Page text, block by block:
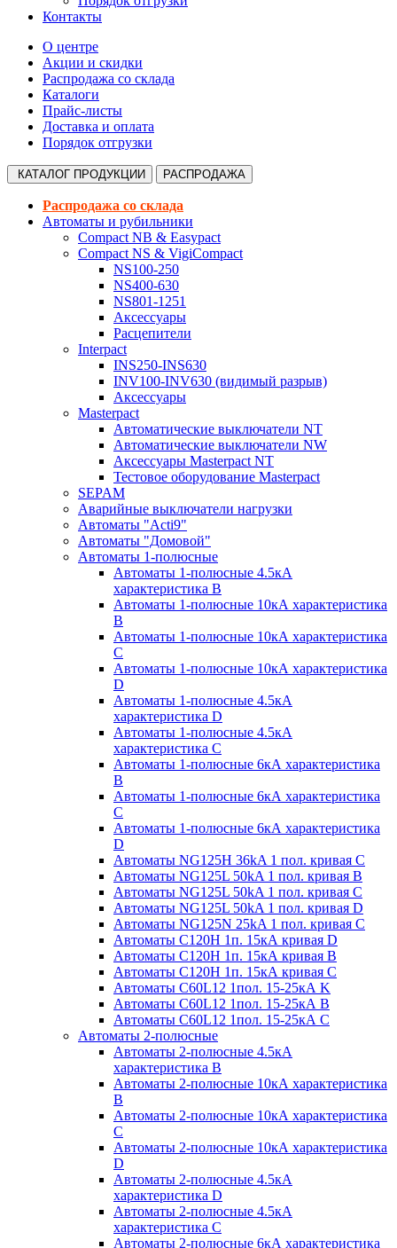
Контакты
О центре
Акции и скидки
Распродажа со склада
Каталоги
Прайс-листы
Доставка и оплата
Порядок отгрузки
КАТАЛОГ ПРОДУКЦИИ РАСПРОДАЖА
Распродажа со склада
Автоматы и рубильники
Compact NB & Easypact
Compact NS & VigiCompact
NS100-250
NS400-630
NS801-1251
Аксессуары
Расцепители
Interpact
INS250-INS630
INV100-INV630 (видимый разрыв)
Аксессуары
Masterpact
Автоматические выключатели NT
Автоматические выключатели NW
Аксессуары Masterpact NT
Тестовое оборудование Masterpact
SEPAM
Аварийные выключатели нагрузки
Автоматы "Acti9"
Автоматы "Домовой"
Автоматы 1-полюсные
Автоматы 1-полюсные 4.5кА
характеристика В
Автоматы 1-полюсные 10кА характеристика
B
Автоматы 1-полюсные 10кА характеристика
C
Автоматы 1-полюсные 10кА характеристика
D
Автоматы 1-полюсные 4.5кА
характеристика D
Автоматы 1-полюсные 4.5кА
характеристика С
Автоматы 1-полюсные 6кА характеристика
B
Автоматы 1-полюсные 6кА характеристика
C
Автоматы 1-полюсные 6кА характеристика
D
Автоматы NG125H 36kA 1 пол. кривая C
Автоматы NG125L 50kA 1 пол. кривая B
Автоматы NG125L 50kA 1 пол. кривая C
Автоматы NG125L 50kA 1 пол. кривая D
Автоматы NG125N 25kA 1 пол. кривая C
Автоматы С120H 1п. 15кА кривая D
Автоматы С120H 1п. 15кА кривая В
Автоматы С120H 1п. 15кА кривая С
Автоматы С60L12 1пол. 15-25кА K
Автоматы С60L12 1пол. 15-25кА В
Автоматы С60L12 1пол. 15-25кА С
Автоматы 2-полюсные
Автоматы 2-полюсные 4.5кА
характеристика В
Автоматы 2-полюсные 10кА характеристика
B
Автоматы 2-полюсные 10кА характеристика
C
Автоматы 2-полюсные 10кА характеристика
D
Автоматы 2-полюсные 4.5кА
характеристика D
Автоматы 2-полюсные 4.5кА
характеристика С
Автоматы 2-полюсные 6кА характеристика